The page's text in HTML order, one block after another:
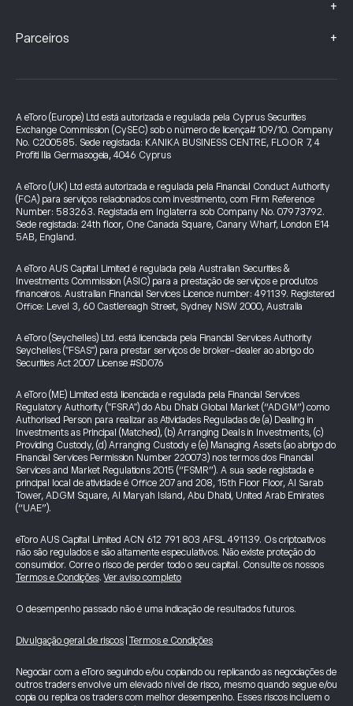
+
Parceiros +
A eToro (Europe) Ltd está autorizada e regulada pela Cyprus Securities
Exchange Commission (CySEC) sob o número de licença# 109/10. Company
No. C200585. Sede registada: KANIKA BUSINESS CENTRE, FLOOR 7, 4
Profiti Ilia Germasogeia, 4046 Cyprus
A eToro (UK) Ltd está autorizada e regulada pela Financial Conduct Authority
(FCA) para serviços relacionados com investimento, com Firm Reference
Number: 583263. Registada em Inglaterra sob Company No. 07973792.
Sede registada: 24th floor, One Canada Square, Canary Wharf, London E14
5AB, England.
A eToro AUS Capital Limited é regulada pela Australian Securities &
Investments Commission (ASIC) para a prestação de serviços e produtos
financeiros. Australian Financial Services Licence number: 491139. Registered
Office: Level 3, 60 Castlereagh Street, Sydney NSW 2000, Australia
A eToro (Seychelles) Ltd. está licenciada pela Financial Services Authority
Seychelles ("FSAS") para prestar serviços de broker-dealer ao abrigo do
Securities Act 2007 License #SD076
A eToro (ME) Limited está licenciada e regulada pela Financial Services
Regulatory Authority ("FSRA") do Abu Dhabi Global Market (“ADGM”) como
Authorised Person para realizar as Atividades Reguladas de (a) Dealing in
Investments as Principal (Matched), (b) Arranging Deals in Investments, (c)
Providing Custody, (d) Arranging Custody e (e) Managing Assets (ao abrigo do
Financial Services Permission Number 220073) nos termos dos Financial
Services and Market Regulations 2015 (“FSMR”). A sua sede registada e
principal local de atividade é Office 207 and 208, 15th Floor Floor, Al Sarab
Tower, ADGM Square, Al Maryah Island, Abu Dhabi, United Arab Emirates
(“UAE”).
eToro AUS Capital Limited ACN 612 791 803 AFSL 491139. Os criptoativos
não são regulados e são altamente especulativos. Não existe proteção do
consumidor. Corre o risco de perder todo o seu capital. Consulte os nossos
Termos e Condições.Ver aviso completo
O desempenho passado não é uma indicação de resultados futuros.
Divulgação geral de riscos Termos e Condições
Negociar com a eToro seguindo e/ou copiando ou replicando as negociações de
outros traders envolve um elevado nível de risco, mesmo quando segue e/ou
copia ou replica os traders com melhor desempenho. Esses riscos incluem o